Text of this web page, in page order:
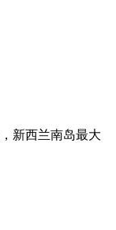
新西兰南岛最大